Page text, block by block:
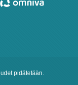
pidätetään.